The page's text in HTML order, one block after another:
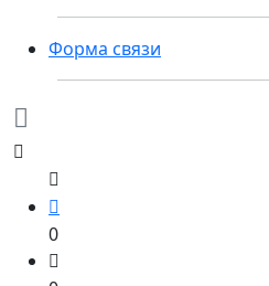
Форма связи
0